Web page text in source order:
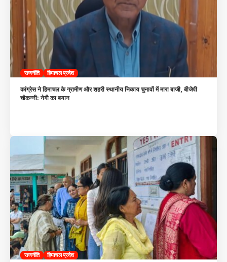
राजनीति हिमाचल प्रदेश
कांग्रेस ने हिमाचल के ग्रामीण और शहरी स्थानीय निकाय चुनावों में मारा बाजी, बीजेपी
चौकन्नी: नेगी का बयान
राजनीति हिमाचल प्रदेश